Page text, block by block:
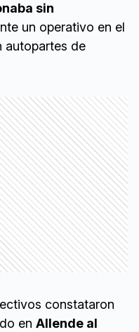
sin
un operativo en el
autopartes de
constataron
en Allende al